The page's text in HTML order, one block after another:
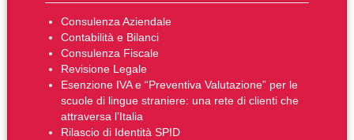
Consulenza Aziendale
Contabilità e Bilanci
Consulenza Fiscale
Revisione Legale
Esenzione IVA e “Preventiva Valutazione” per le
scuole di lingue straniere: una rete di clienti che
attraversa l’Italia
Rilascio di Identità SPID